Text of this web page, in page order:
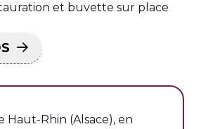
et buvette sur place
Haut-Rhin (Alsace), en